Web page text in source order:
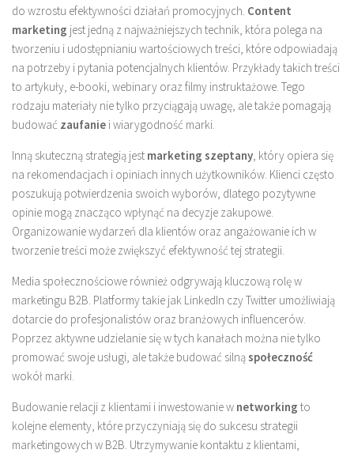
do wzrostu efektywności działań promocyjnych. Content
marketing jest jedną z najważniejszych technik, która polega na
tworzeniu i udostępnianiu wartościowych treści, które odpowiadają
na potrzeby i pytania potencjalnych klientów. Przykłady takich treści
to artykuły, e-booki, webinary oraz filmy instruktażowe. Tego
rodzaju materiały nie tylko przyciągają uwagę, ale także pomagają
budować zaufanie i wiarygodność marki.
Inną skuteczną strategią jest marketing szeptany , który opiera się
na rekomendacjach i opiniach innych użytkowników. Klienci często
poszukują potwierdzenia swoich wyborów, dlatego pozytywne
opinie mogą znacząco wpłynąć na decyzje zakupowe.
Organizowanie wydarzeń dla klientów oraz angażowanie ich w
tworzenie treści może zwiększyć efektywność tej strategii.
Media społecznościowe również odgrywają kluczową rolę w
marketingu B2B. Platformy takie jak LinkedIn czy Twitter umożliwiają
dotarcie do profesjonalistów oraz branżowych influencerów.
Poprzez aktywne udzielanie się w tych kanałach można nie tylko
promować swoje usługi, ale także budować silnąspołeczność
wokół marki.
Budowanie relacji z klientami i inwestowanie w networking to
kolejne elementy, które przyczyniają się do sukcesu strategii
marketingowych w B2B. Utrzymywanie kontaktu z klientami,